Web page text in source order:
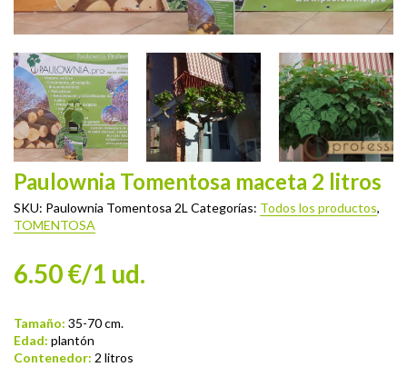
Paulownia Tomentosa maceta 2 litros
SKU: Paulownia Tomentosa 2LCategorías: Todos los productos,
TOMENTOSA
6.50 €/1 ud.
Tamaño: 35-70 cm.
Edad: plantón
Contenedor: 2 litros